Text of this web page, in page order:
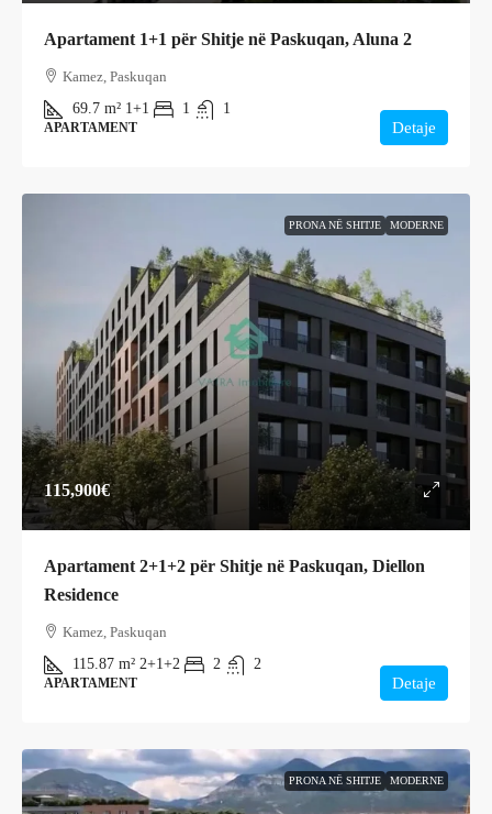
Apartament 1+1 për Shitje në Paskuqan, Aluna 2
Kamez, Paskuqan
69.7 m² 1+1 1 1
APARTAMENT Detaje
PRONA NË SHITJE MODERNE
115,900€
Apartament 2+1+2 për Shitje në Paskuqan, Diellon
Residence
Kamez, Paskuqan
115.87 m² 2+1+2 2 2
APARTAMENT Detaje
PRONA NË SHITJE MODERNE